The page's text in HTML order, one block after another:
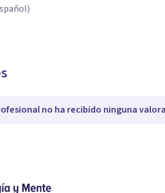
no ha recibido ninguna